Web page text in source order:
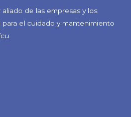
de las empresas y los
el cuidado y mantenimiento